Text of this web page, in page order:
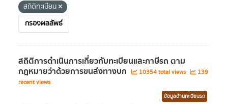
สถิติทะเบียน
กรองผลลัพธ์
สถิติการดำเนินการเกี่ยวกับทะเบียนและภาษีรถ ตาม
กฎหมายว่าด้วยการขนส่งทางบก 10354 total views
139
recent views
ข้อมูลด้านทะเบียนรถ